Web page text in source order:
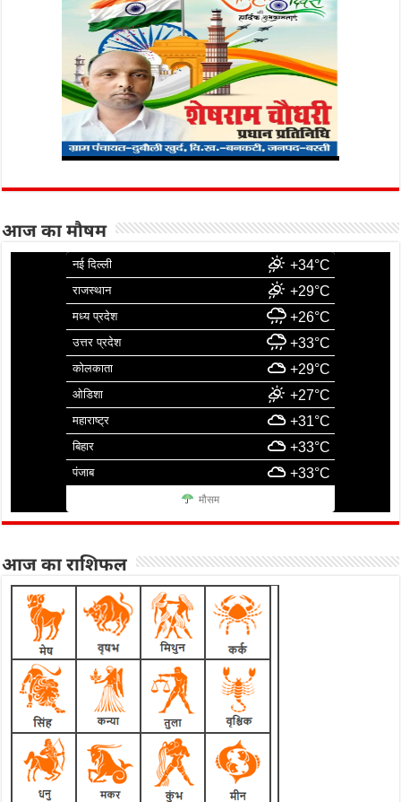
आज का मौषम
नई दिल्ली +34°C
राजस्थान +29°C
मध्य प्रदेश +26°C
उत्तर प्रदेश +33°C
कोलकाता +29°C
ओडिशा +27°C
महाराष्ट्र +31°C
बिहार +33°C
पंजाब +33°C
मौसम
आज का राशिफल